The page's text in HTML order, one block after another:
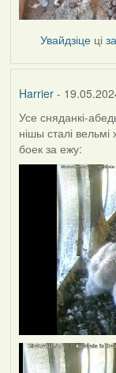
Увайдзіце ці
Harrier-
Усе сняданкі-
нішы сталі вельмі
боек за ежу: